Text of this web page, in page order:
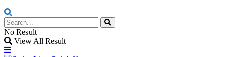
No Result
View All Result